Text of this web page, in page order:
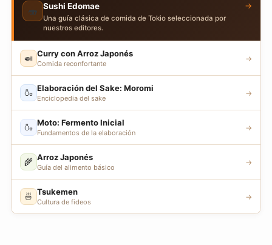
🍣 Sushi Edomae
Una guía clásica de comida de Tokio seleccionada por
nuestros editores.
→
🍛 Curry con Arroz Japonés
Comida reconfortante
→
🍶 Elaboración del Sake: Moromi
Enciclopedia del sake
→
🍶 Moto: Fermento Inicial
Fundamentos de la elaboración
→
🌾 Arroz Japonés
Guía del alimento básico
→
🍜 Tsukemen
Cultura de fideos
→